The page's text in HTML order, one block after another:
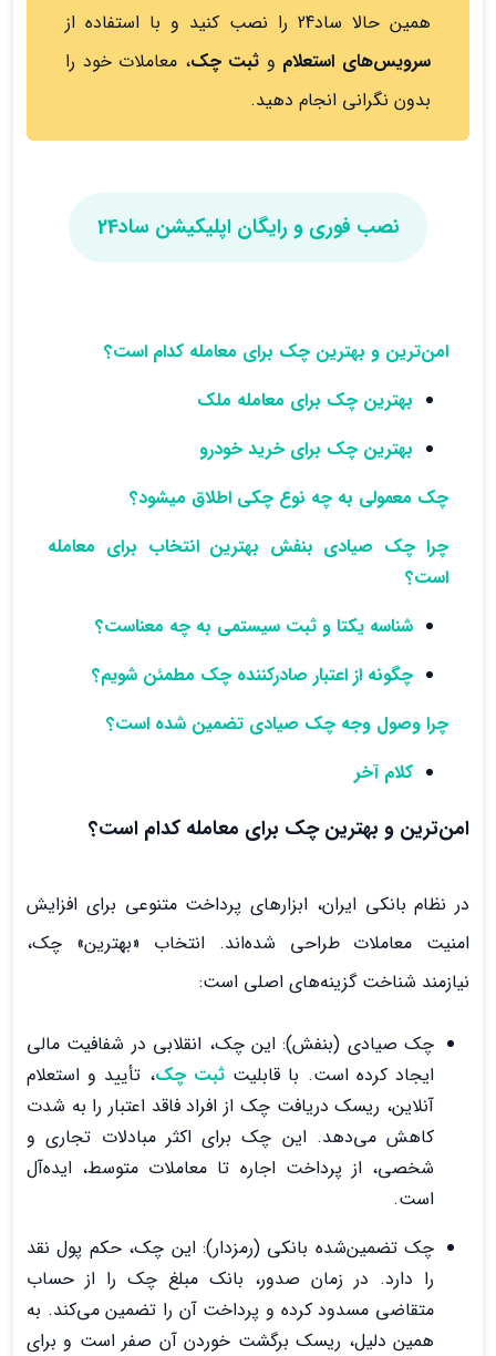
همین حالا ساد24 را نصب کنید و با استفاده از
سرویس‌های استعلام و ثبت چک، معاملات خود را
بدون نگرانی انجام دهید.
نصب فوری و رایگان اپلیکیشن ساد24
امن‌ترین و بهترین چک برای معامله کدام است؟
بهترین چک برای معامله ملک
بهترین چک برای خرید خودرو
چک معمولی به چه نوع چکی اطلاق میشود؟
چرا چک صیادی بنفش بهترین انتخاب برای معامله
است؟
شناسه یکتا و ثبت سیستمی به چه معناست؟
چگونه از اعتبار صادرکننده چک مطمئن شویم؟
چرا وصول وجه چک صیادی تضمین شده است؟
کلام آخر
امن‌ترین و بهترین چک برای معامله کدام است؟
در نظام بانکی ایران، ابزارهای پرداخت متنوعی برای افزایش
امنیت معاملات طراحی شده‌اند. انتخاب «بهترین» چک،
نیازمند شناخت گزینه‌های اصلی است:
چک صیادی (بنفش): این چک، انقلابی در شفافیت مالی
ایجاد کرده است. با قابلیتثبت چک، تأیید و استعلام
آنلاین، ریسک دریافت چک از افراد فاقد اعتبار را به شدت
کاهش می‌دهد. این چک برای اکثر مبادلات تجاری و
شخصی، از پرداخت اجاره تا معاملات متوسط، ایده‌آل
است.
چک تضمین‌شده بانکی (رمزدار): این چک، حکم پول نقد
را دارد. در زمان صدور، بانک مبلغ چک را از حساب
متقاضی مسدود کرده و پرداخت آن را تضمین می‌کند. به
همین دلیل، ریسک برگشت خوردن آن صفر است و برای